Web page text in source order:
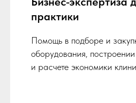
практики
Помощь в подборе и
оборудования,
и расчете экономики